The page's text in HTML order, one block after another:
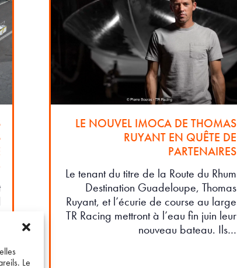
Le
LE NOUVEL IMOCA DE THOMAS
RUYANT EN QUÊTE DE
PARTENAIRES
Le tenant du titre de la Route du Rhum
Destination Guadeloupe, Thomas
Ruyant, et l’écurie de course au large
TR Racing mettront à l’eau fin juin leur
nouveau bateau. Ils…